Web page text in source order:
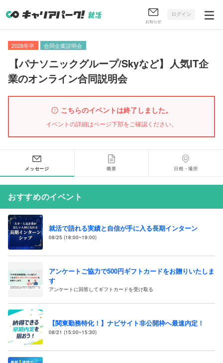
お知らせ
ログイン
2028年卒 合同企業説明会
【パナソニックグループ/Skyなど】 人気IT企
業のオンライン合同説明会
こちらのイベントは終了しました。
イベントの詳細はページ下部をご確認ください。
メッセージ 概要 日程・場所
おすすめのイベント
就活で語れる実績と自信が手に入る長期インターン
08/25 (18:00~19:00)
アンケートご協力で500円ギフトカードをお贈りいたしま
す
アンケートに回答してギフトカードを受け取る
【関東勤務特化！】ナビサイト非公開枠へ最速内定！
08/21 (15:00~15:30)